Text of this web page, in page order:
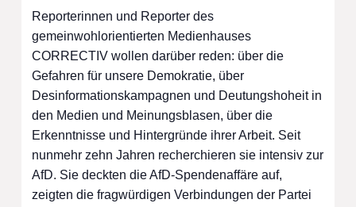
Reporterinnen und Reporter des
gemeinwohlorientierten Medienhauses
CORRECTIV wollen darüber reden: über die
Gefahren für unsere Demokratie, über
Desinformationskampagnen und Deutungshoheit in
den Medien und Meinungsblasen, über die
Erkenntnisse und Hintergründe ihrer Arbeit. Seit
nunmehr zehn Jahren recherchieren sie intensiv zur
AfD. Sie deckten die AfD-Spendenaffäre auf,
zeigten die fragwürdigen Verbindungen der Partei